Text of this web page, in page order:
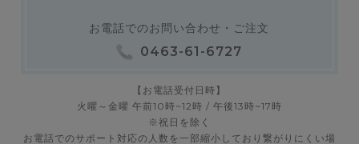
お電話でのお問い合わせ・ご注文
0463-61-6727
【お電話受付日時】
火曜～金曜 午前10時~12時 / 午後13時~17時
※祝日を除く
お電話でのサポート対応の人数を一部縮小しており繋がりにくい場